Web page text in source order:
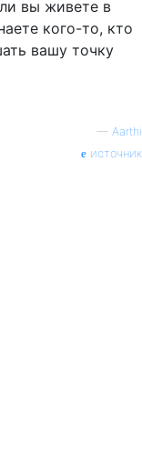
вы живете в
кого-то, кто
вашу точку
— Aarthi
источник